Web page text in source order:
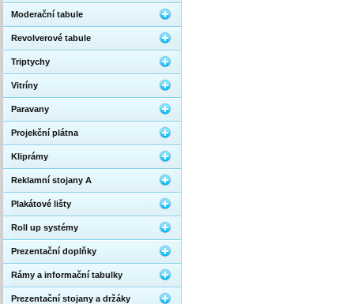
Moderační tabule
Revolverové tabule
Triptychy
Vitríny
Paravany
Projekční plátna
Kliprámy
Reklamní stojany A
Plakátové lišty
Roll up systémy
Prezentační doplňky
Rámy a informační tabulky
Prezentační stojany a držáky